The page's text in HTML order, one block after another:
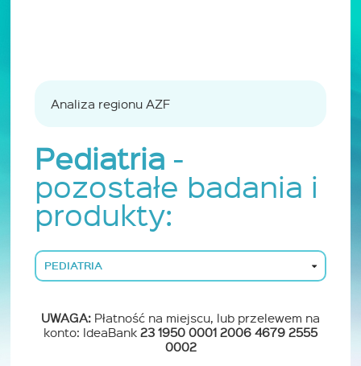
Analiza regionu AZF
Pediatria -
pozostałe badania i
produkty:
PEDIATRIA
UWAGA: Płatność na miejscu, lub przelewem na
konto: IdeaBank 23 1950 0001 2006 4679 2555
0002